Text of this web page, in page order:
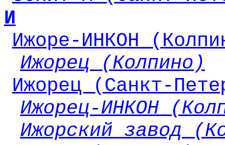
И
Ижоре-ИНКОН
Ижорец (Колпино)
Ижорец (Санкт-
Ижорец-ИНКОН
Ижорский завод